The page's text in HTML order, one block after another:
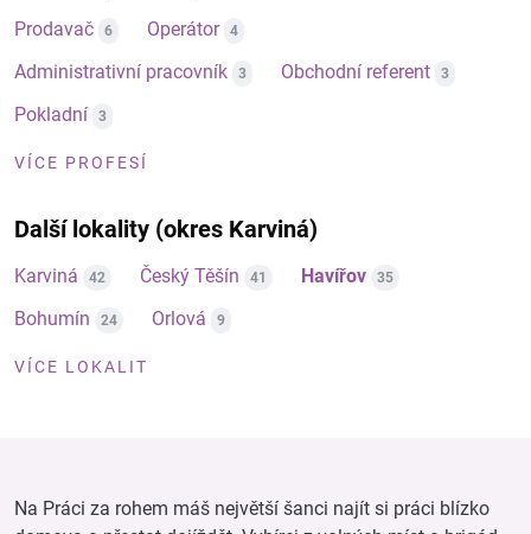
Prodavač 6 Operátor 4
Administrativní pracovník 3 Obchodní referent 3
Pokladní 3
VÍCE PROFESÍ
Další lokality (okres Karviná)
Karviná 42 Český Těšín 41 Havířov 35
Bohumín 24 Orlová 9
VÍCE LOKALIT
Na Práci za rohem máš největší šanci najít si práci blízko